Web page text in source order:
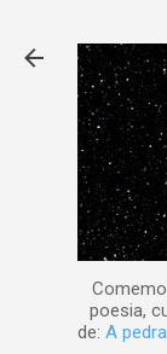
poesia,
de: A